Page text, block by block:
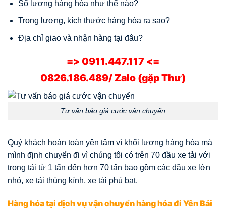
Số lượng hàng hóa như thế nào?
Trọng lượng, kích thước hàng hóa ra sao?
Địa chỉ giao và nhận hàng tại đâu?
=> 0911.447.117 <=
0826.186.489/ Zalo (gặp Thư)
Tư vấn báo giá cước vận chuyển
Quý khách hoàn toàn yên tâm vì khối lượng hàng hóa mà
mình định chuyển đi vì chúng tôi có trên 70 đầu xe tải với
trọng tải từ 1 tấn đến hơn 70 tấn bao gồm các đầu xe lớn
nhỏ, xe tải thùng kính, xe tải phủ bạt.
Hàng hóa tại dịch vụ vận chuyển hàng hóa đi Yên Bái